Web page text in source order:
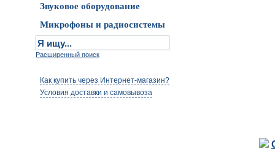
Звуковое оборудование
Микрофоны и радиосистемы
Расширенный поиск
Как купить через Интернет-магазин?
Условия доставки и самовывоза